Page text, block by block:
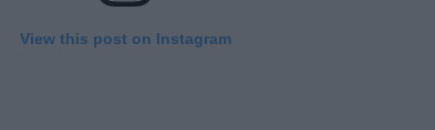
View this post on Instagram